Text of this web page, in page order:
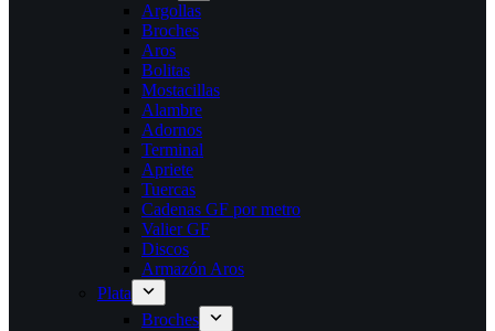
Argollas
Broches
Aros
Bolitas
Mostacillas
Alambre
Adornos
Terminal
Apriete
Tuercas
Cadenas GF por metro
Valier GF
Discos
Armazón Aros
Plata
Broches